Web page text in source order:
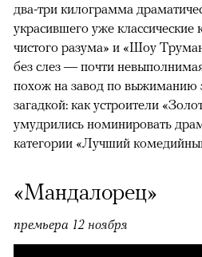
два-три килограмма
украсившего уже классические
чистого разума» и «Шоу
без слез — почти
похож на завод по выжиманию
загадкой: как устроители
умудрились номинировать
категории «Лучший
«Мандалорец»
премьера 12 ноября